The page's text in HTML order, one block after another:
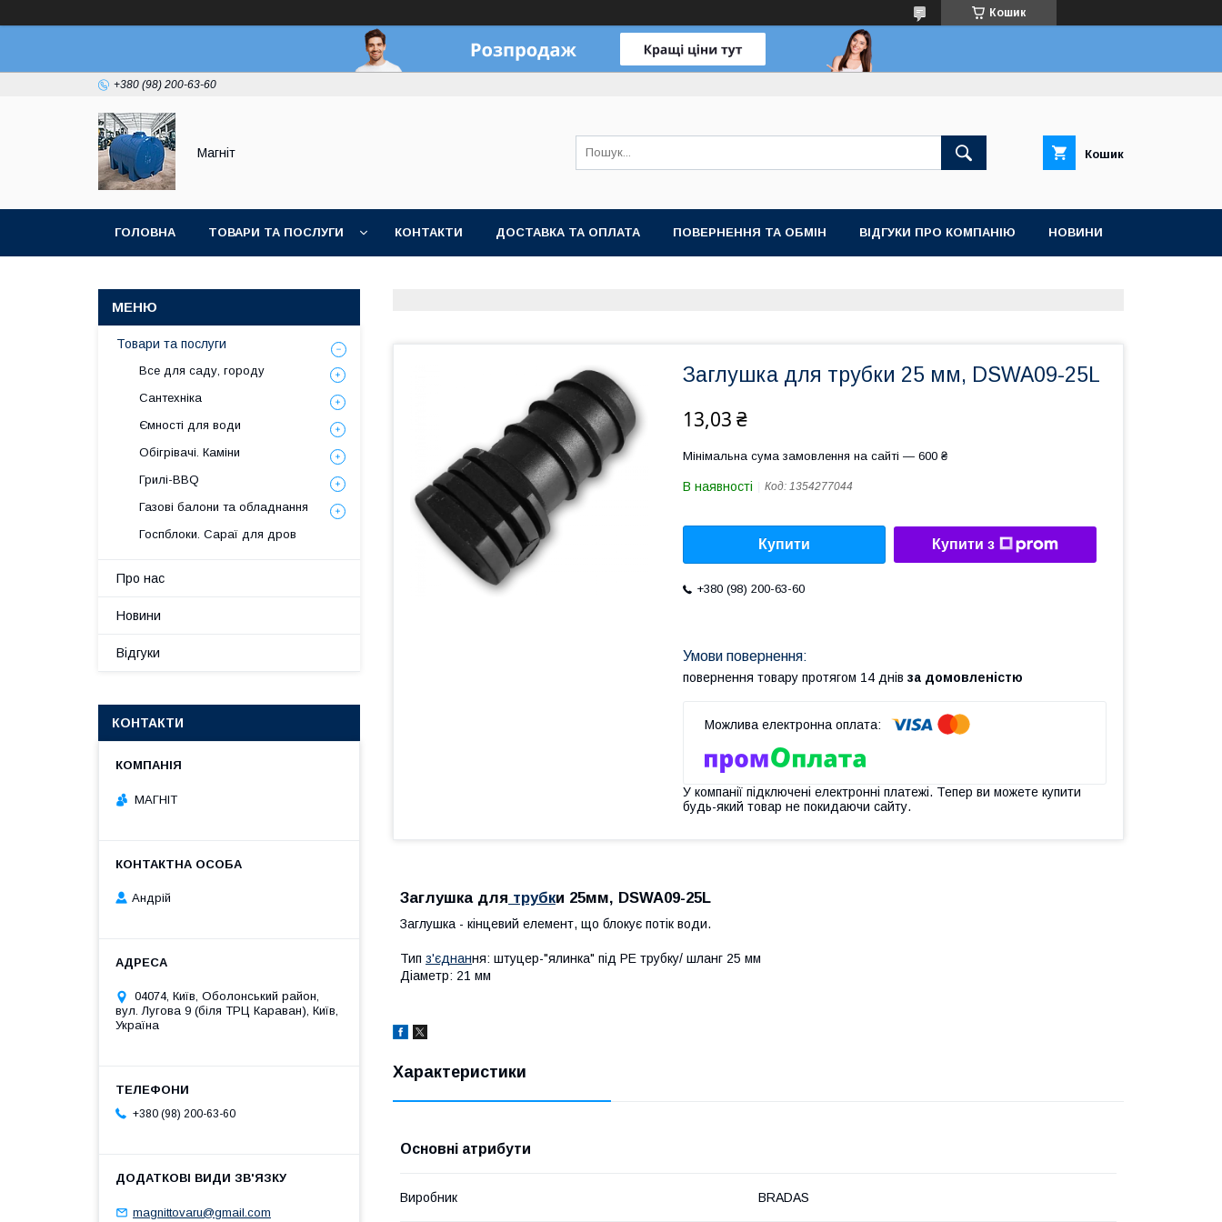
Кошик
+380 (98) 200-63-60
Магніт Кошик
ГОЛОВНА ТОВАРИ ТА ПОСЛУГИ КОНТАКТИ ДОСТАВКА ТА ОПЛАТА ПОВЕРНЕННЯ ТА ОБМІН ВІДГУКИ ПРО КОМПАНІЮ НОВИНИ
Заглушка для трубки 25 мм, DSWA09-25L
13,03 ₴
Мінімальна сума замовлення на сайті — 600 ₴
В наявності Код: 1354277044
Купити Купити з
+380 (98) 200-63-60
повернення товару протягом 14 днів за домовленістю
У компанії підключені електронні платежі. Тепер ви можете купити
будь-який товар не покидаючи сайту.
Заглушка для трубки 25мм, DSWA09-25L
Заглушка - кінцевий елемент, що блокує потік води.
Тип з'єднання: штуцер-"ялинка" під PE трубку/ шланг 25 мм
Діаметр: 21 мм
Характеристики
Основні атрибути
Виробник BRADAS
Товари та послуги
Все для саду, городу
Сантехніка
Ємності для води
Обігрівачі. Каміни
Грилі-BBQ
Газові балони та обладнання
Госпблоки. Сараї для дров
Про нас
Новини
Відгуки
КОНТАКТИ
МАГНІТ
Андрій
04074, Київ, Оболонський район,
вул. Лугова 9 (біля ТРЦ Караван), Київ,
Україна
+380 (98) 200-63-60
magnittovaru@gmail.com